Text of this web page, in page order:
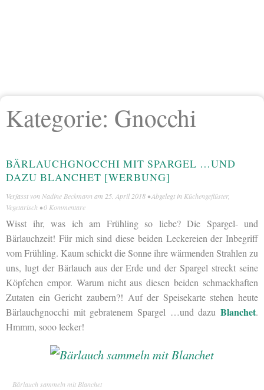
Kategorie: Gnocchi
BÄRLAUCHGNOCCHI MIT SPARGEL …UND
DAZU BLANCHET [WERBUNG]
Verfasst von Nadine Beckmann am 25. April 2018 • Abgelegt in Küchengeflüster,
Vegetarisch •0 Kommentare
Wisst ihr, was ich am Frühling so liebe? Die Spargel- und
Bärlauchzeit! Für mich sind diese beiden Leckereien der Inbegriff
vom Frühling. Kaum schickt die Sonne ihre wärmenden Strahlen zu
uns, lugt der Bärlauch aus der Erde und der Spargel streckt seine
Köpfchen empor. Warum nicht aus diesen beiden schmackhaften
Zutaten ein Gericht zaubern?! Auf der Speisekarte stehen heute
Bärlauchgnocchi mit gebratenem Spargel …und dazu Blanchet.
Hmmm, sooo lecker!
Bärlauch sammeln mit Blanchet